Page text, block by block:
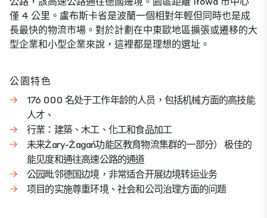
僅 4 公里。盧布斯卡省是波蘭一個相對年輕但同時也是成
長最快的物流市場。對於計劃在中東歐地區擴張或遷移的大
型企業和小型企業來說，這裡都是理想的選址。
公園特色
176 000 名处于工作年龄的人员，包括机械方面的高技能
人才、
行業：建築、木工、化工和食品加工
未来Żary-Żagań功能区教育物流集群的一部分） 极佳的
能见度和通往高速公路的通道
公园毗邻德国边境，非常适合开展边境转运业务
项目的实施尊重环境、社会和公司治理方面的问题